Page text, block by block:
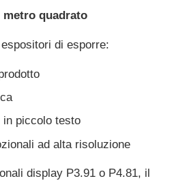
metro quadrato
di esporre:
in piccolo testo
ad alta risoluzione
display P3.91 o P4.81, il